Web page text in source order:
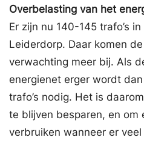
Overbelasting van het
Er zijn nu 140-145 trafo’s
Leiderdorp. Daar komen
verwachting meer bij. Als
energienet erger wordt
trafo’s nodig. Het is
te blijven besparen, en om
verbruiken wanneer er